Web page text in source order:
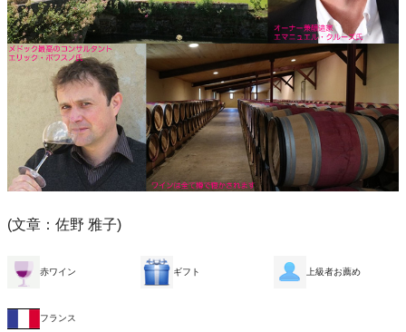
(文章：佐野 雅子)
赤ワイン ギフト 上級者お薦め
フランス